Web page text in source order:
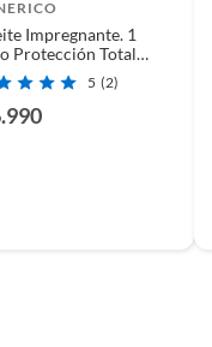
pack 20 litros
Impregnante. 1
Protección Total
5 (2)